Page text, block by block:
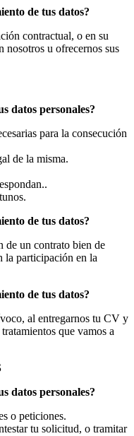
de tus datos?
contractual, o en su
nosotros u ofrecernos sus
datos personales?
para la consecución
de la misma.
de tus datos?
de un contrato bien de
la participación en la
de tus datos?
al entregarnos tu CV y
que vamos a
datos personales?
o peticiones.
tu solicitud, o tramitar